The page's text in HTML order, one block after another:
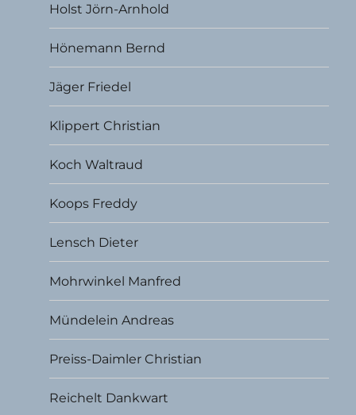
Holst Jörn-Arnhold
Hönemann Bernd
Jäger Friedel
Klippert Christian
Koch Waltraud
Koops Freddy
Lensch Dieter
Mohrwinkel Manfred
Mündelein Andreas
Preiss-Daimler Christian
Reichelt Dankwart